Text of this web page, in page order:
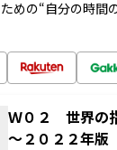
めの“自分の時間
Ｗ０２ 世界の
～２０２２年版